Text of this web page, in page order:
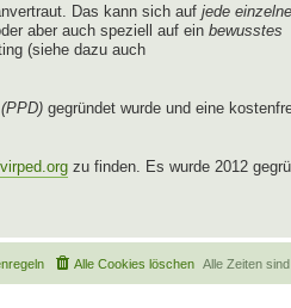
Das kann sich auf jede einzelne
aber auch speziell auf ein bewusstes
(siehe dazu auch
gegründet wurde und eine
zu finden. Es wurde 2012
Alle Zeiten sind
Alle Cookies löschen